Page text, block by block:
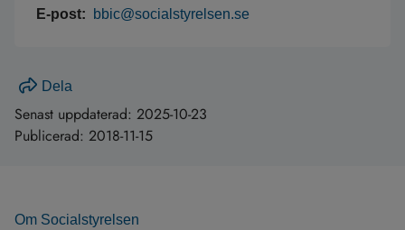
E-post: bbic@socialstyrelsen.se
Dela
Senast uppdaterad: 2025-10-23
Publicerad: 2018-11-15
Om Socialstyrelsen